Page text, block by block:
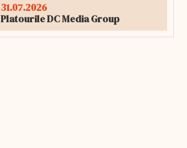
31.07.2026
Platourile DC Media Group